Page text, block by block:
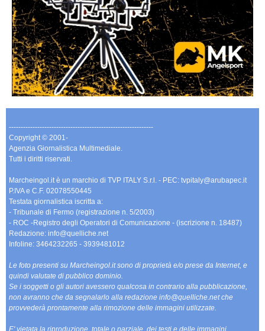
-------------------------------------------------------------
Copyright © 2001-
Agenzia Giornalistica Multimediale.
Tutti i diritti riservati.
Marcheingol.it è un marchio di TVP ITALY S.r.l. - PEC: tvpitaly@arubapec.it
P.IVA e C.F. 02078550445
Testata giornalistica iscritta a:
- Tribunale di Fermo (registrazione n. 5/2003)
- ROC -Registro degli Operatori di Comunicazione - (iscrizione n. 18487)
Redazione: info@quelliche.net
Infoline: 3464232265 - 3939481012
Le foto presenti su Marcheingol.it sono di proprietà e/o prese da Internet, e
quindi valutate di pubblico dominio.
Se i soggetti o gli autori avessero qualcosa in contrario alla pubblicazione,
non avranno che da segnalarlo alla redazione info@quelliche.net che
provvederà prontamente alla rimozione delle immagini utilizzate.